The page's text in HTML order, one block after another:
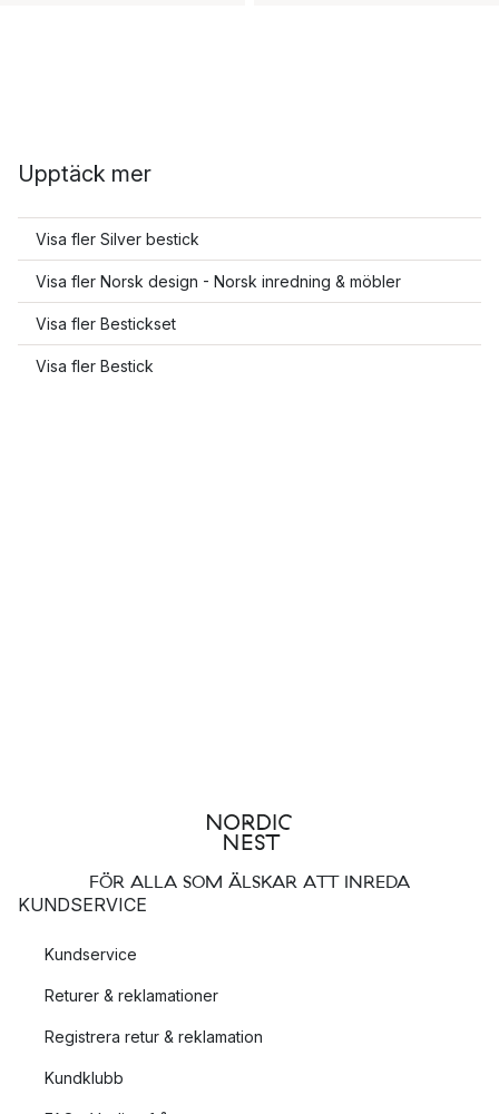
Upptäck mer
Visa fler Silver bestick
Visa fler Norsk design - Norsk inredning & möbler
Visa fler Bestickset
Visa fler Bestick
FÖR ALLA SOM ÄLSKAR ATT INREDA
KUNDSERVICE
Kundservice
Returer & reklamationer
Registrera retur & reklamation
Kundklubb